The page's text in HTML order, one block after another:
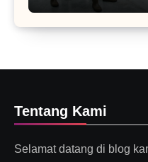
Tentang Kami
Selamat datang di blog